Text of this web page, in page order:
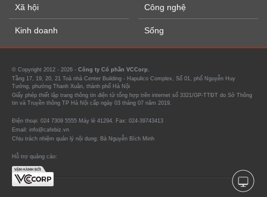
Xã hội
Kinh doanh
Công nghệ
Sống
© Copyright 2012 - 2026 - Công ty Cổ phần VCCorp.
Tầng 17, 19, 20, 21 Toà nhà Center Building - Hapulico Complex, Số 01, phố Nguyễn Huy
Tưởng, phường Thanh Xuân, thành phố Hà Nội
Giấy phép thiết lập trang thông tin điện tử tổng hợp trên internet số 3321/GP-TTĐT do Sở Thông
tin và Truyền thông TP Hà Nội cấp ngày 03 tháng 07 năm 2019.
Điện thoại: 024 7309 5555 Máy lẻ 41294. Fax: 024-39743413
Email: info@cafebiz.vn
Chịu trách nhiệm quản lý nội dung: Bà Nguyễn Bích Minh
Hỗ trợ quảng cáo: